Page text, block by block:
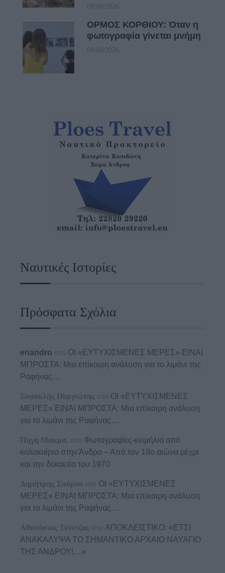
08/08/2026
ΟΡΜΟΣ ΚΟΡΘΙΟΥ: Όταν η
φωτογραφία γίνεται μνήμη
08/08/2026
Ναυτικές Ιστορίες
Πρόσφατα Σχόλια
enandro στο ΟΙ «ΕΥΤΥΧΙΣΜΕΝΕΣ ΜΕΡΕΣ» ΕΙΝΑΙ
ΜΠΡΟΣΤΑ: Μια επίκαιρη ανάλυση για το λιμάνι της
Ραφήνας…
Σοφοκλής Πυργιώτης στο ΟΙ «ΕΥΤΥΧΙΣΜΕΝΕΣ
ΜΕΡΕΣ» ΕΙΝΑΙ ΜΠΡΟΣΤΑ: Μια επίκαιρη ανάλυση
για το λιμάνι της Ραφήνας…
Πηγή Μακρα. στο Φωτογραφίες-κειμήλια από
καλοκαίρια στην Άνδρο – Από τον 19ο αιώνα μέχρι
και την δεκαετία του 1970
Δημήτρης Σπύρου στο ΟΙ «ΕΥΤΥΧΙΣΜΕΝΕΣ
ΜΕΡΕΣ» ΕΙΝΑΙ ΜΠΡΟΣΤΑ: Μια επίκαιρη ανάλυση
για το λιμάνι της Ραφήνας…
Αθανάσιος Τσίντζας στο ΑΠΟΚΛΕΙΣΤΙΚΟ: «ΕΤΣΙ
ΑΝΑΚΑΛΥΨΑ ΤΟ ΣΗΜΑΝΤΙΚΟ ΑΡΧΑΙΟ ΝΑΥΑΓΙΟ
ΤΗΣ ΑΝΔΡΟΥ!…»